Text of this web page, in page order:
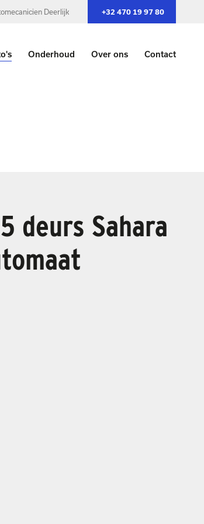
Deerlijk +32 470 19 97 80
Onderhoud Over ons Contact
deurs Sahara